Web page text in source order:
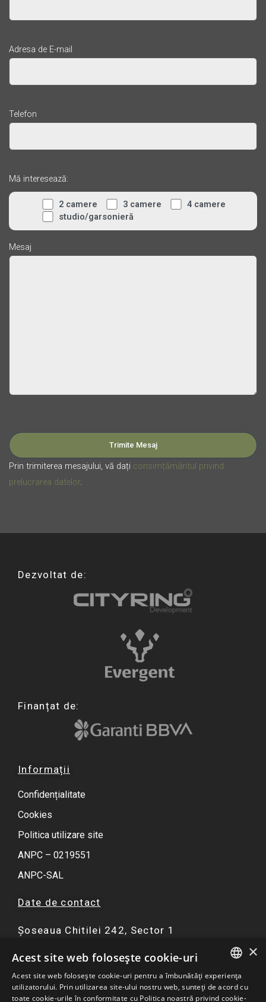
Adresa de E-mail
Telefon
Mă interesează:
2 camere 3 camere
4 camere
studio/garsonieră
Mesaj
Prin trimiterea mesajului, vă dați consimțământul privind
prelucrarea datelor.
Dezvoltat de:
Finanțat de:
Informații
Confidențialitate
Cookies
Politica utilizare site
ANPC – 0219551
ANPC-SAL
Date de contact
Șoseaua Chitilei 242, Sector 1
F
c
I
n
s
Y
u
W
h
a
☏ 0751 299 402
ROMANIAN
×
Acest site web folosește cookie-uri
Acest site web folosește cookie-uri pentru a îmbunătăți experiența
utilizatorului. Prin utilizarea site-ului nostru web, sunteți de acord cu
toate cookie-urile în conformitate cu Politica noastră privind cookie-